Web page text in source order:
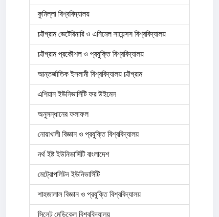
কুমিল্লা বিশ্ববিদ্যালয়
চট্টগ্রাম ভেটেরিনারি ও এনিমেল সায়েন্সস বিশ্ববিদ্যালয়
চট্টগ্রাম প্রকৌশল ও প্রযুক্তি বিশ্ববিদ্যালয়
আন্তর্জাতিক ইসলামী বিশ্ববিদ্যালয় চট্টগ্রাম
এশিয়ান ইউনিভার্সিটি ফর উইমেন
অনুসন্ধানের ফলাফল
নোয়াখালী বিজ্ঞান ও প্রযুক্তি বিশ্ববিদ্যালয়
নর্থ ইষ্ট ইউনিভার্সিটি বাংলাদেশ
মেট্রোপলিটন ইউনিভার্সিটি
শাহজালাল বিজ্ঞান ও প্রযুক্তি বিশ্ববিদ্যালয়
সিলেট মেডিকেল বিশ্ববিদ্যালয়